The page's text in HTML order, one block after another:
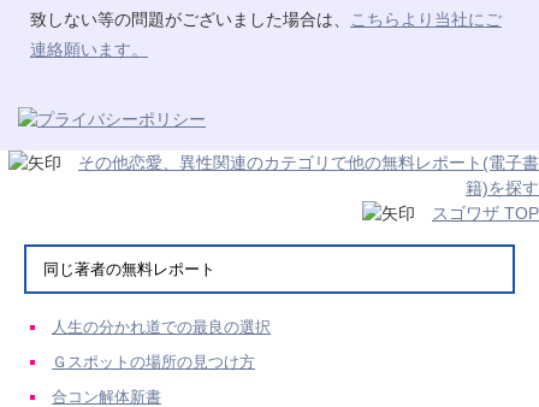
致しない等の問題がございました場合は、
こちらより当社にご
連絡願います。
その他恋愛、異性関連のカテゴリで他の無料レポート(電子書
籍)を探す
スゴワザ TOP
同じ著者の無料レポート
人生の分かれ道での最良の選択
Ｇスポットの場所の見つけ方
合コン解体新書